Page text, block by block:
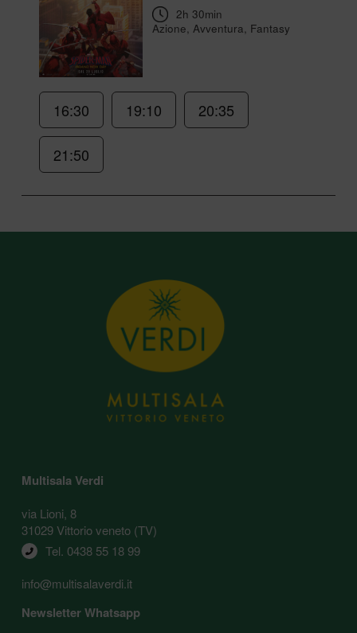
2h 30min
Azione, Avventura, Fantasy
16:30 19:10 20:35
21:50
Multisala Verdi
via Lioni, 8
31029 Vittorio veneto (TV)
Tel. 0438 55 18 99
info@multisalaverdi.it
Newsletter Whatsapp